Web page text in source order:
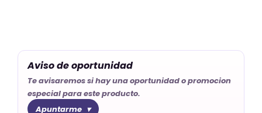
Aviso de oportunidad
Te avisaremos si hay una oportunidad o promocion
especial para este producto.
Apuntarme